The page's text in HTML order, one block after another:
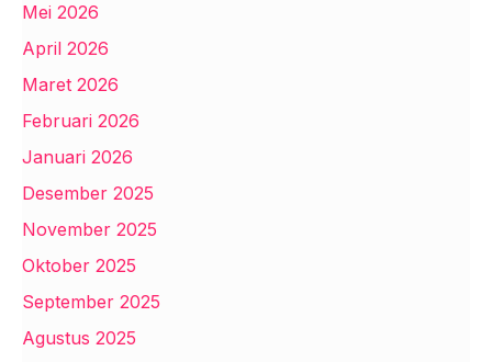
Mei 2026
April 2026
Maret 2026
Februari 2026
Januari 2026
Desember 2025
November 2025
Oktober 2025
September 2025
Agustus 2025